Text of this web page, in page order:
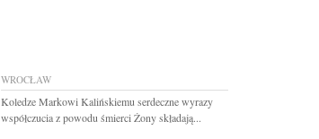
WROCŁAW
Koledze Markowi Kalińskiemu serdeczne wyrazy
współczucia z powodu śmierci Żony składają...